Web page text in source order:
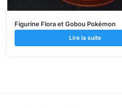
Figurine Flora et Gobou Pokémon
Lire la suite